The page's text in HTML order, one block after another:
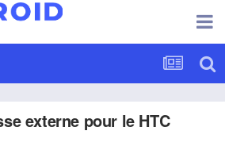
externe pour le HTC